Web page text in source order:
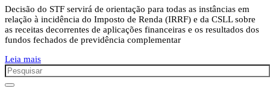
Decisão do STF servirá de orientação para todas as instâncias em
relação à incidência do Imposto de Renda (IRRF) e da CSLL sobre
as receitas decorrentes de aplicações financeiras e os resultados dos
fundos fechados de previdência complementar
Leia mais